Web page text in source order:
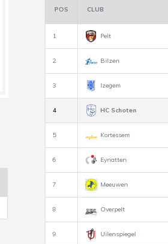
POS CLUB
1 Pelt
2 Bilzen
3 Izegem
4 HC Schoten
5 Kortessem
6 Eynatten
7 Meeuwen
8 Overpelt
9 Uilenspiegel